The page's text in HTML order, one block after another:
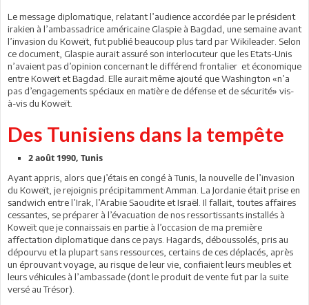
Le message diplomatique, relatant l’audience accordée par le président
irakien à l’ambassadrice américaine Glaspie à Bagdad, une semaine avant
l’invasion du Koweït, fut publié beaucoup plus tard par Wikileader. Selon
ce document, Glaspie aurait assuré son interlocuteur que les Etats-Unis
n’avaient pas d’opinion concernant le différend frontalier et économique
entre Koweït et Bagdad. Elle aurait même ajouté que Washington «n’a
pas d’engagements spéciaux en matière de défense et de sécurité» vis-
à-vis du Koweït.
Des Tunisiens dans la tempête
2 août 1990, Tunis
Ayant appris, alors que j’étais en congé à Tunis, la nouvelle de l’invasion
du Koweït, je rejoignis précipitamment Amman. La Jordanie était prise en
sandwich entre l’Irak, l’Arabie Saoudite et Israël. Il fallait, toutes affaires
cessantes, se préparer à l’évacuation de nos ressortissants installés à
Koweït que je connaissais en partie à l’occasion de ma première
affectation diplomatique dans ce pays. Hagards, déboussolés, pris au
dépourvu et la plupart sans ressources, certains de ces déplacés, après
un éprouvant voyage, au risque de leur vie, confiaient leurs meubles et
leurs véhicules à l’ambassade (dont le produit de vente fut par la suite
versé au Trésor).